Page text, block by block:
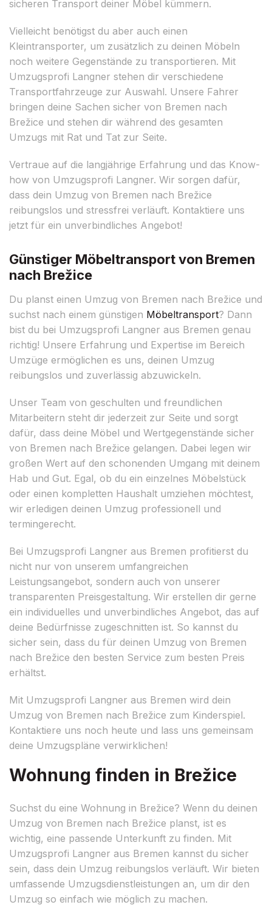
sicheren Transport deiner Möbel kümmern.
Vielleicht benötigst du aber auch einen
Kleintransporter, um zusätzlich zu deinen Möbeln
noch weitere Gegenstände zu transportieren. Mit
Umzugsprofi Langner stehen dir verschiedene
Transportfahrzeuge zur Auswahl. Unsere Fahrer
bringen deine Sachen sicher von Bremen nach
Brežice und stehen dir während des gesamten
Umzugs mit Rat und Tat zur Seite.
Vertraue auf die langjährige Erfahrung und das Know-
how von Umzugsprofi Langner. Wir sorgen dafür,
dass dein Umzug von Bremen nach Brežice
reibungslos und stressfrei verläuft. Kontaktiere uns
jetzt für ein unverbindliches Angebot!
Günstiger Möbeltransport von Bremen
nach Brežice
Du planst einen Umzug von Bremen nach Brežice und
suchst nach einem günstigen Möbeltransport? Dann
bist du bei Umzugsprofi Langner aus Bremen genau
richtig! Unsere Erfahrung und Expertise im Bereich
Umzüge ermöglichen es uns, deinen Umzug
reibungslos und zuverlässig abzuwickeln.
Unser Team von geschulten und freundlichen
Mitarbeitern steht dir jederzeit zur Seite und sorgt
dafür, dass deine Möbel und Wertgegenstände sicher
von Bremen nach Brežice gelangen. Dabei legen wir
großen Wert auf den schonenden Umgang mit deinem
Hab und Gut. Egal, ob du ein einzelnes Möbelstück
oder einen kompletten Haushalt umziehen möchtest,
wir erledigen deinen Umzug professionell und
termingerecht.
Bei Umzugsprofi Langner aus Bremen profitierst du
nicht nur von unserem umfangreichen
Leistungsangebot, sondern auch von unserer
transparenten Preisgestaltung. Wir erstellen dir gerne
ein individuelles und unverbindliches Angebot, das auf
deine Bedürfnisse zugeschnitten ist. So kannst du
sicher sein, dass du für deinen Umzug von Bremen
nach Brežice den besten Service zum besten Preis
erhältst.
Mit Umzugsprofi Langner aus Bremen wird dein
Umzug von Bremen nach Brežice zum Kinderspiel.
Kontaktiere uns noch heute und lass uns gemeinsam
deine Umzugspläne verwirklichen!
Wohnung finden in Brežice
Suchst du eine Wohnung in Brežice? Wenn du deinen
Umzug von Bremen nach Brežice planst, ist es
wichtig, eine passende Unterkunft zu finden. Mit
Umzugsprofi Langner aus Bremen kannst du sicher
sein, dass dein Umzug reibungslos verläuft. Wir bieten
umfassende Umzugsdienstleistungen an, um dir den
Umzug so einfach wie möglich zu machen.